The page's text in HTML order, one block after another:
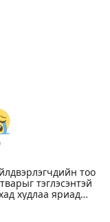
тоо
тэглэсэнтэй
худлаа яриад